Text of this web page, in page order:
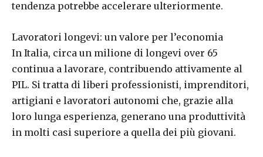
tendenza potrebbe accelerare ulteriormente.
Lavoratori longevi: un valore per l’economia
In Italia, circa un milione di longevi over 65
continua a lavorare, contribuendo attivamente al
PIL. Si tratta di liberi professionisti, imprenditori,
artigiani e lavoratori autonomi che, grazie alla
loro lunga esperienza, generano una produttività
in molti casi superiore a quella dei più giovani.